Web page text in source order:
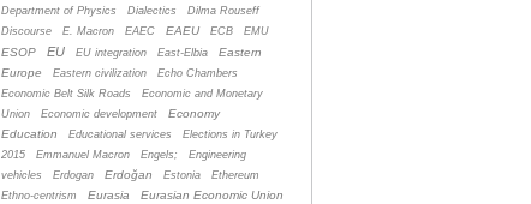
Department of Physics
Dialectics
Dilma Rouseff
Discourse
E. Macron EAEC EAEU ECB EMU
ESOP EU EU integration East-Elbia
Eastern
Europe
Eastern civilization
Echo Chambers
Economic Belt Silk Roads
Economic and Monetary
Union
Economic development
Economy
Education
Educational services
Elections in Turkey
2015
Emmanuel Macron Engels;
Engineering
vehicles
Erdogan Erdoğan Estonia
Ethereum
Ethno-centrism
Eurasia Eurasian Economic Union